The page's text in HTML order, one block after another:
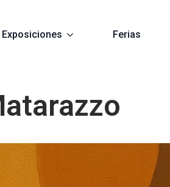
Exposiciones Ferias